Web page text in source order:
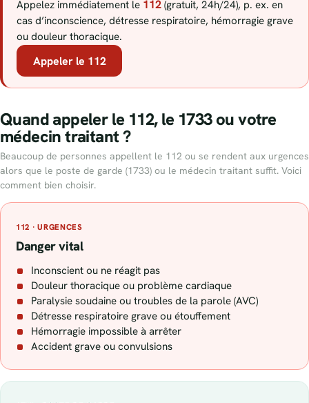
Appelez immédiatement le 112 (gratuit, 24h/24), p. ex. en
cas d’inconscience, détresse respiratoire, hémorragie grave
ou douleur thoracique.
Appeler le 112
Quand appeler le 112, le 1733 ou votre
médecin traitant ?
Beaucoup de personnes appellent le 112 ou se rendent aux urgences
alors que le poste de garde (1733) ou le médecin traitant suffit. Voici
comment bien choisir.
112 · URGENCES
Danger vital
Inconscient ou ne réagit pas
Douleur thoracique ou problème cardiaque
Paralysie soudaine ou troubles de la parole (AVC)
Détresse respiratoire grave ou étouffement
Hémorragie impossible à arrêter
Accident grave ou convulsions